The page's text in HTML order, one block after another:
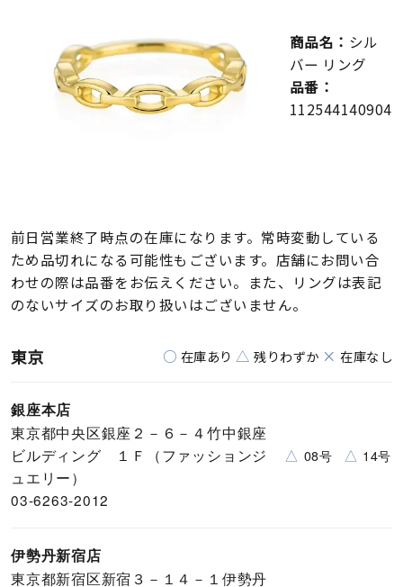
在庫ありのみ すべて表示
商品名： シル
バー リング
品番：
112544140904
前日営業終了時点の在庫になります。常時変動している
ため品切れになる可能性もございます。店舗にお問い合
わせの際は品番をお伝えください。また、リングは表記
のないサイズのお取り扱いはございません。
○ 在庫あり △ 残りわずか × 在庫なし
東京
銀座本店
東京都中央区銀座２－６－４竹中銀座
ビルディング １Ｆ（ファッションジ
ュエリー）
03-6263-2012
△ 08号 △ 14号
伊勢丹新宿店
東京都新宿区新宿３－１４－１伊勢丹